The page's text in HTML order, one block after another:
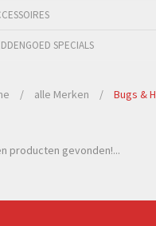
SPECIALS
/ alle Merken / Bugs &
producten gevonden!...